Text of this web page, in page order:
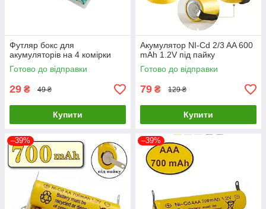
Футляр бокс для
акумуляторів на 4 комірки
Готово до відправки
29 ₴ 49 ₴
Купити
Акумулятор NI-Cd 2/3 AA 600
mAh 1.2V під пайку
Готово до відправки
79 ₴ 129 ₴
Купити
–39% –39%